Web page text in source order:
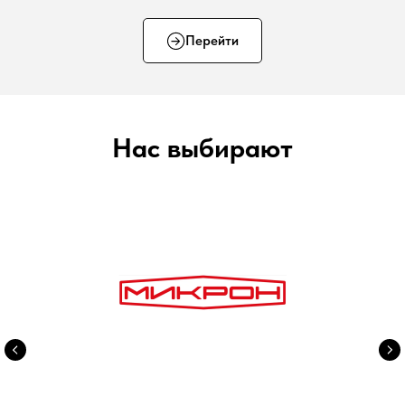
Перейти
Нас выбирают